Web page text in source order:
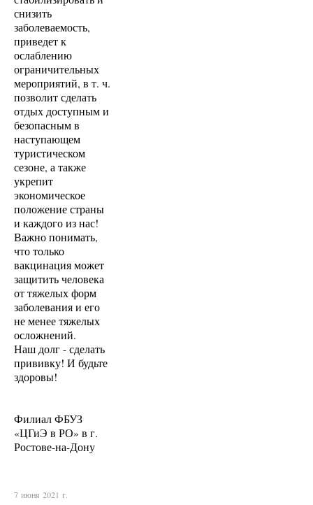
снизить
заболеваемость,
приведет к
ослаблению
ограничительных
мероприятий, в т. ч.
позволит сделать
отдых доступным и
безопасным в
наступающем
туристическом
сезоне, а также
укрепит
экономическое
положение страны
и каждого из нас!
Важно понимать,
что только
вакцинация может
защитить человека
от тяжелых форм
заболевания и его
не менее тяжелых
осложнений.
Наш долг - сделать
прививку! И будьте
здоровы!
Филиал ФБУЗ
«ЦГиЭ в РО» в г.
Ростове-на-Дону
7 июня 2021 г.